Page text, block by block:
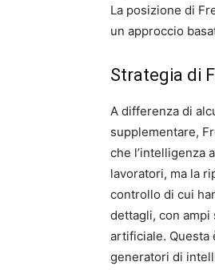
La posizione di
un approccio
Strategia di
A differenza di
supplementare,
che l’intelligenza
lavoratori, ma la
controllo di cui
dettagli, con
artificiale. Questa
generatori di